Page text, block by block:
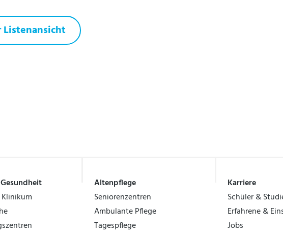
Listenansicht
Altenpflege
Seniorenzentren
Ambulante Pflege
Tagespflege
Karriere
Schüler &
Erfahrene &
Jobs